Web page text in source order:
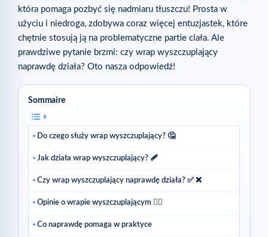
która pomaga pozbyć się nadmiaru tłuszczu! Prosta w
użyciu i niedroga, zdobywa coraz więcej entuzjastek, które
chętnie stosują ją na problematyczne partie ciała. Ale
prawdziwe pytanie brzmi: czy wrap wyszczuplający
naprawdę działa? Oto nasza odpowiedź!
Sommaire
Do czego służy wrap wyszczuplający? 🤔
Jak działa wrap wyszczuplający? 🩹
Czy wrap wyszczuplający naprawdę działa? ✅ ❌
Opinie o wrapie wyszczuplającym 🙋‍♀️
Co naprawdę pomaga w praktyce